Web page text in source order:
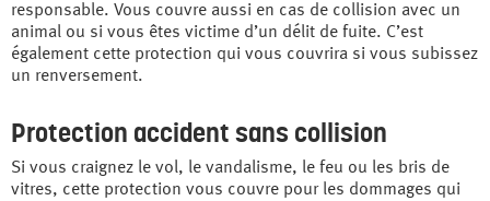
responsable. Vous couvre aussi en cas de collision avec un
animal ou si vous êtes victime d’un délit de fuite. C’est
également cette protection qui vous couvrira si vous subissez
un renversement.
Protection accident sans collision
Si vous craignez le vol, le vandalisme, le feu ou les bris de
vitres, cette protection vous couvre pour les dommages qui